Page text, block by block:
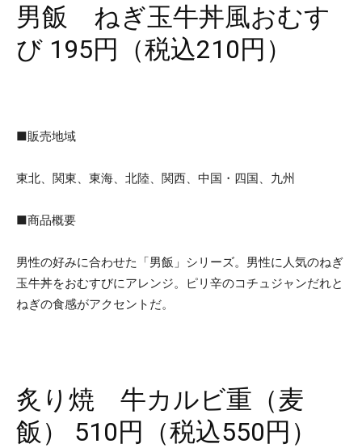
男飯 ねぎ玉牛丼風おむす
び 195円（税込210円）
■販売地域
東北、関東、東海、北陸、関西、中国・四国、九州
■商品概要
男性の好みに合わせた「男飯」シリーズ。男性に人気のねぎ
玉牛丼をおむすびにアレンジ。ピリ辛のコチュジャンだれと
ねぎの食感がアクセントだ。
炙り焼 牛カルビ重（麦
飯） 510円（税込550円）